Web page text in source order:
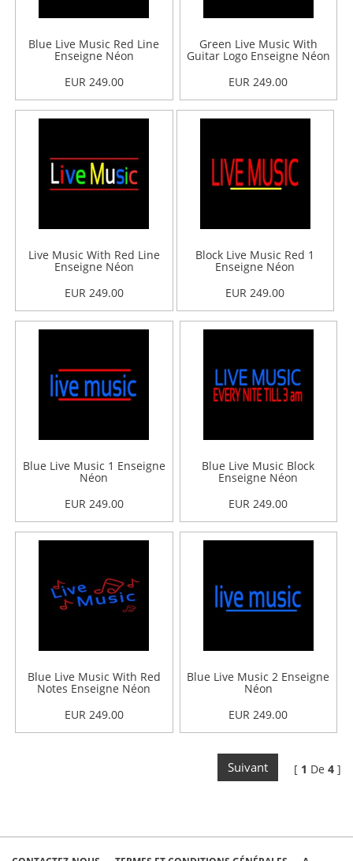
Blue Live Music Red Line
Enseigne Néon
EUR 249.00
Green Live Music With
Guitar Logo Enseigne Néon
EUR 249.00
Live Music With Red Line
Enseigne Néon
EUR 249.00
Block Live Music Red 1
Enseigne Néon
EUR 249.00
Blue Live Music 1 Enseigne
Néon
EUR 249.00
Blue Live Music Block
Enseigne Néon
EUR 249.00
Blue Live Music With Red
Notes Enseigne Néon
EUR 249.00
Blue Live Music 2 Enseigne
Néon
EUR 249.00
[ 1 De 4 ]
Suivant